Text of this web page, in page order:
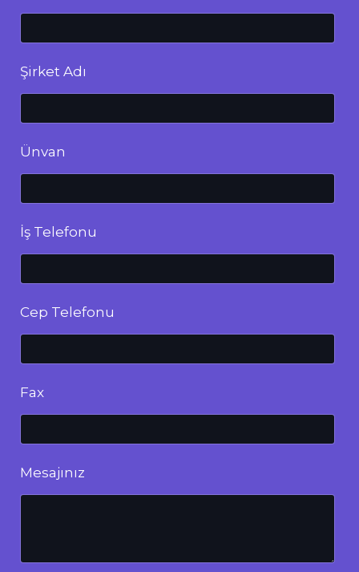
Şirket Adı
Ünvan
İş Telefonu
Cep Telefonu
Fax
Mesajınız